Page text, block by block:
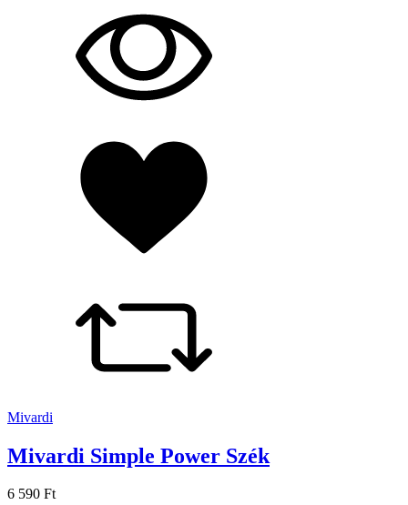
Mivardi
Mivardi Simple Power Szék
6 590 Ft